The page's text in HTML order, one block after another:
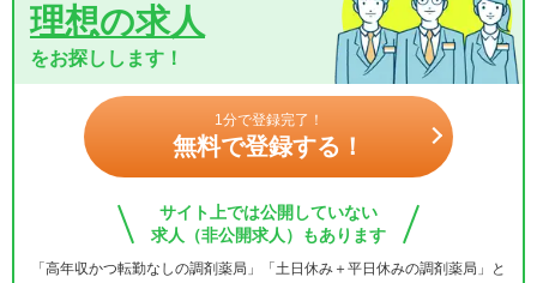
理想の求人
をお探しします！
1分で登録完了！
無料で登録する！
サイト上では公開していない
求人（非公開求人）もあります
「高年収かつ転勤なしの調剤薬局」「土日休み＋平日休みの調剤薬局」と